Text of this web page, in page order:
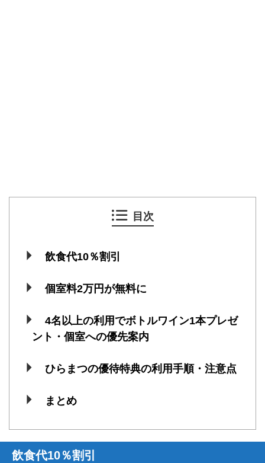
目次
飲食代10％割引
個室料2万円が無料に
4名以上の利用でボトルワイン1本プレゼ
ント・個室への優先案内
ひらまつの優待特典の利用手順・注意点
まとめ
飲食代10％割引